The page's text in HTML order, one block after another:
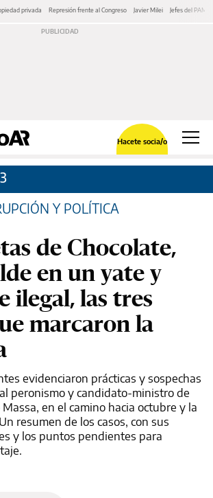
privada Represión frente al Congreso Javier Milei Jefes del PAMI
Hacete socia/o
Y POLÍTICA
de Chocolate,
en un yate y
ilegal, las tres
marcaron la
evidenciaron prácticas y sospechas
peronismo y candidato-ministro de
en el camino hacia octubre y la
resumen de los casos, con sus
y los puntos pendientes para